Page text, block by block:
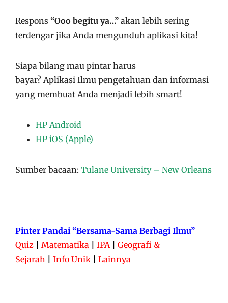
Respons “Ooo begitu ya…” akan lebih sering
terdengar jika Anda mengunduh aplikasi kita!
Siapa bilang mau pintar harus
bayar? Aplikasi Ilmu pengetahuan dan informasi
yang membuat Anda menjadi lebih smart!
HP Android
HP iOS (Apple)
Sumber bacaan: Tulane University – New Orleans
Pinter Pandai “Bersama-Sama Berbagi Ilmu”
Quiz
Matematika IPA| Geografi &
Sejarah
Info Unik Lainnya